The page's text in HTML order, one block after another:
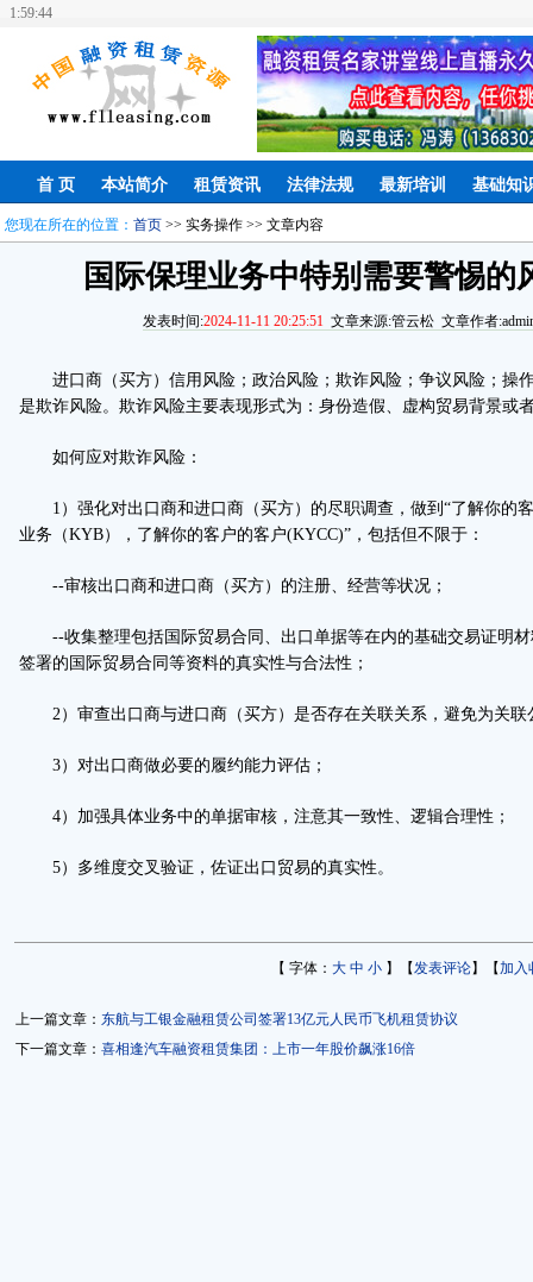
1:59:45
首 页 本站简介 租赁资讯 法律法规 最新培训 基础知
您现在所在的位置： 首页 >> 实务操作 >> 文章内容
国际保理业务中特别需要警惕的
发表时间:2024-11-11 20:25:51 文章来源:管云松 文章作者
进口商（买方）信用风险；政治风险；欺诈风险；争议风险；操
是欺诈风险。欺诈风险主要表现形式为：身份造假、虚构贸易背景或
如何应对欺诈风险：
1）强化对出口商和进口商（买方）的尽职调查，做到“了解你的
业务（KYB），了解你的客户的客户(KYCC)”，包括但不限于：
--审核出口商和进口商（买方）的注册、经营等状况；
--收集整理包括国际贸易合同、出口单据等在内的基础交易证明材
签署的国际贸易合同等资料的真实性与合法性；
2）审查出口商与进口商（买方）是否存在关联关系，避免为关联
3）对出口商做必要的履约能力评估；
4）加强具体业务中的单据审核，注意其一致性、逻辑合理性；
5）多维度交叉验证，佐证出口贸易的真实性。
【 字体： 大 中 小 】【发表评论】【加入
上一篇文章： 东航与工银金融租赁公司签署13亿元人民币飞机租赁协议
下一篇文章： 喜相逢汽车融资租赁集团：上市一年股价飙涨16倍